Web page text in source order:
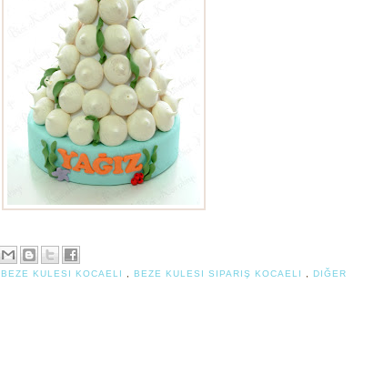
BEZE KULESI KOCAELI BEZE KULESI SIPARIŞ KOCAELI
DIĞER